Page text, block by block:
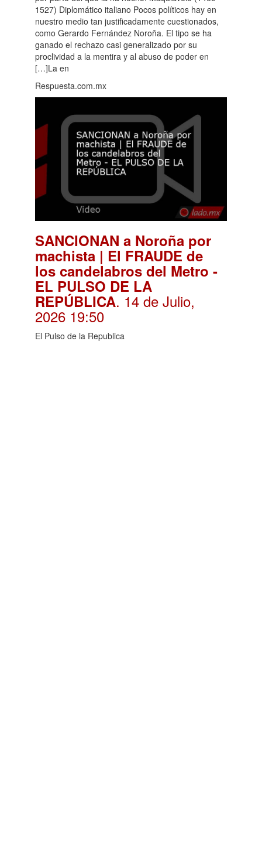
1527) Diplomático italiano Pocos políticos hay en
nuestro medio tan justificadamente cuestionados,
como Gerardo Fernández Noroña. El tipo se ha
ganado el rechazo casi generalizado por su
proclividad a la mentira y al abuso de poder en
[…]La en
Respuesta.com.mx
SANCIONAN a Noroña por
machista | El FRAUDE de
los candelabros del Metro -
EL PULSO DE LA
REPÚBLICA. 14 de Julio,
2026 19:50
El Pulso de la Republica